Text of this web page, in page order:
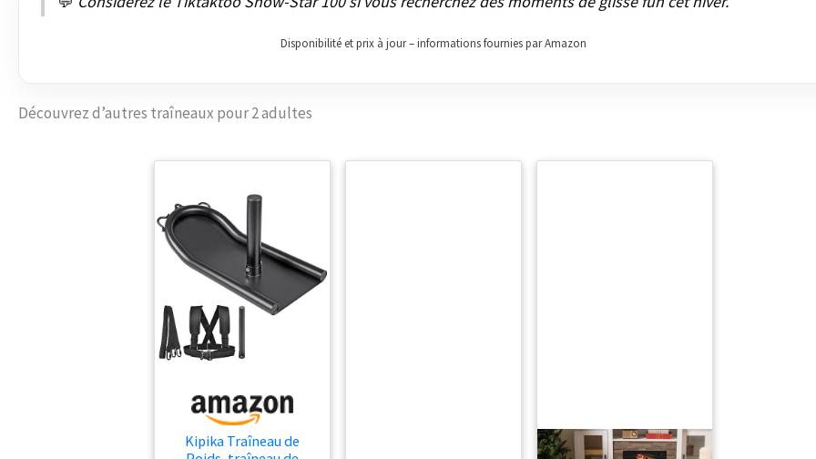
Disponibilité et prix à jour – informations fournies par Amazon
Découvrez d’autres traîneaux pour 2 adultes
Kipika Traîneau de